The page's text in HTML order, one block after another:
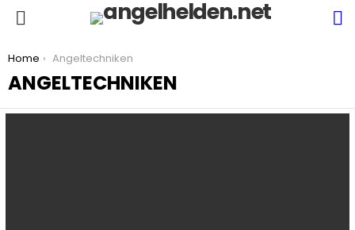
You are here:
Home Angeltechniken
ANGELTECHNIKEN